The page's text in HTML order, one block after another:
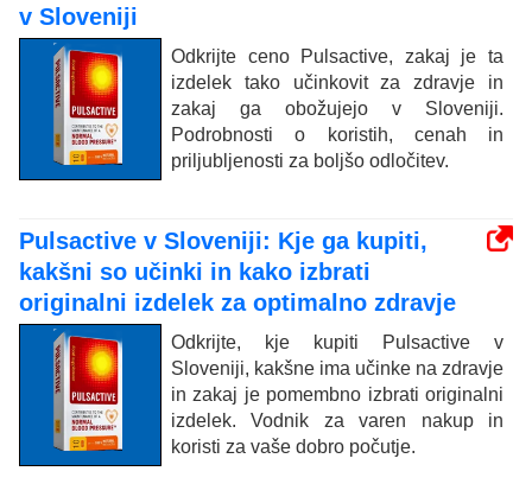
v Sloveniji
Odkrijte ceno Pulsactive, zakaj je ta
izdelek tako učinkovit za zdravje in
zakaj ga obožujejo v Sloveniji.
Podrobnosti o koristih, cenah in
priljubljenosti za boljšo odločitev.
Pulsactive v Sloveniji: Kje ga kupiti,
kakšni so učinki in kako izbrati
originalni izdelek za optimalno zdravje
Odkrijte, kje kupiti Pulsactive v
Sloveniji, kakšne ima učinke na zdravje
in zakaj je pomembno izbrati originalni
izdelek. Vodnik za varen nakup in
koristi za vaše dobro počutje.